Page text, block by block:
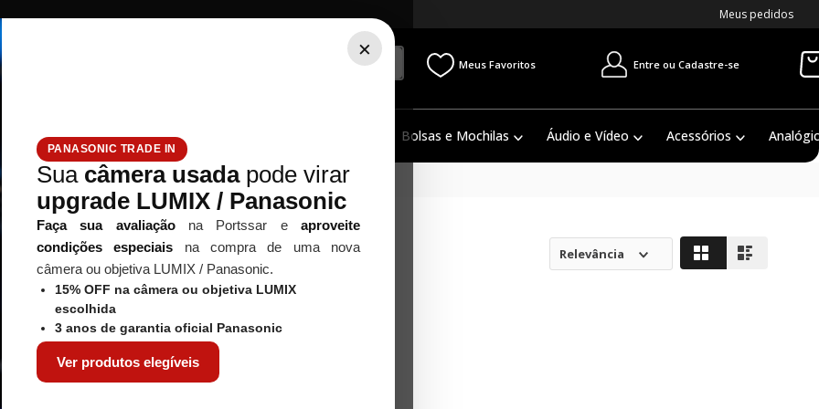
×
PANASONIC TRADE IN
Sua câmera usadapode virar
upgrade LUMIX / Panasonic
Faça sua avaliaçãona Portssar eaproveite
condições especiais na compra de uma nova
câmera ou objetiva LUMIX / Panasonic.
15% OFF na câmera ou objetiva LUMIX
escolhida
3 anos de garantia oficial Panasonic
Ver produtos elegíveis
Meus pedidos
Meus Favoritos Entre ou Cadastre-se
Tripé / Monopé Estúdio / Iluminação Bolsas e Mochilas Áudio e Vídeo Acessórios
Relevância